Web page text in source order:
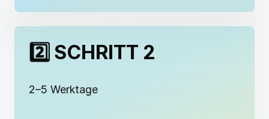
2️⃣ SCHRITT 2
2–5 Werktage